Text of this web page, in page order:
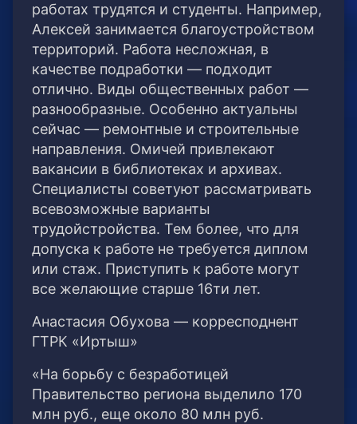
работах трудятся и студенты. Например,
Алексей занимается благоустройством
территорий. Работа несложная, в
качестве подработки — подходит
отлично. Виды общественных работ —
разнообразные. Особенно актуальны
сейчас — ремонтные и строительные
направления. Омичей привлекают
вакансии в библиотеках и архивах.
Специалисты советуют рассматривать
всевозможные варианты
трудойстройства. Тем более, что для
допуска к работе не требуется диплом
или стаж. Приступить к работе могут
все желающие старше 16ти лет.
Анастасия Обухова — корресподнент
ГТРК «Иртыш»
«На борьбу с безработицей
Правительство региона выделило 170
млн руб., еще около 80 млн руб.